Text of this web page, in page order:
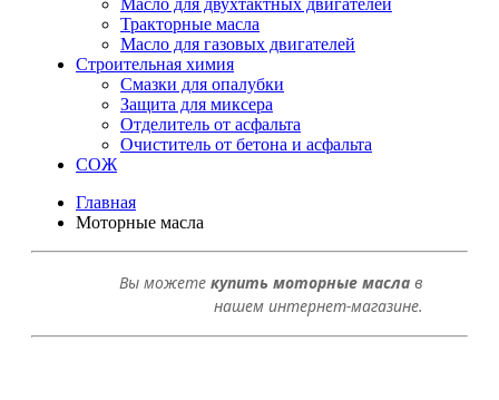
Масло для двухтактных двигателей
Тракторные масла
Масло для газовых двигателей
Строительная химия
Смазки для опалубки
Защита для миксера
Отделитель от асфальта
Очиститель от бетона и асфальта
СОЖ
Главная
Моторные масла
Вы можете купить моторные масла в
нашем интернет-магазине.